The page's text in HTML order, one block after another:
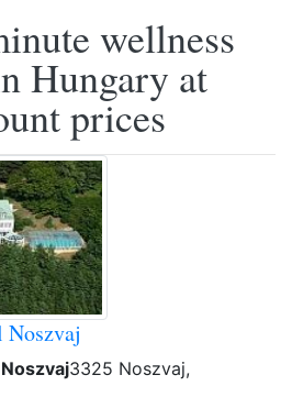
wellness
Hungary at
prices
3325 Noszvaj,